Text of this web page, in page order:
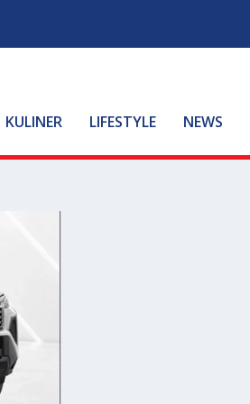
KULINER LIFESTYLE NEWS